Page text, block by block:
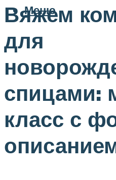
Меню
Вяжем
для
спицами:
класс с